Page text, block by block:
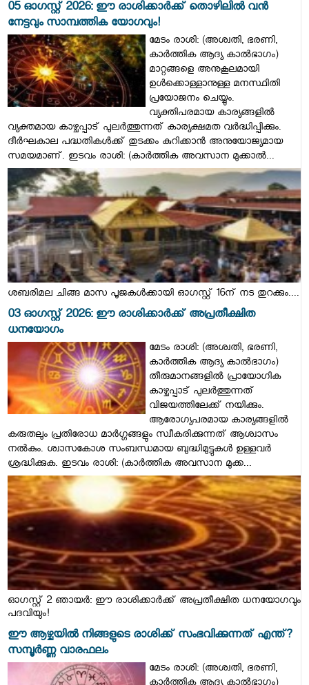
05 ഓഗസ്റ്റ് 2026: ഈ രാശിക്കാർക്ക് തൊഴിലിൽ വൻ
നേട്ടവും സാമ്പത്തിക യോഗവും!
മേടം രാശി: (അശ്വതി, ഭരണി,
കാർത്തിക ആദ്യ കാൽഭാഗം)
മാറ്റങ്ങളെ അനുകൂലമായി
ഉൾക്കൊള്ളാനുള്ള മനസ്ഥിതി
പ്രയോജനം ചെയ്യും.
വ്യക്തിപരമായ കാര്യങ്ങളിൽ
വ്യക്തമായ കാഴ്ചപ്പാട് പുലർത്തുന്നത് കാര്യക്ഷമത വർദ്ധിപ്പിക്കും.
ദീർഘകാല പദ്ധതികൾക്ക് തുടക്കം കുറിക്കാൻ അനുയോജ്യമായ
സമയമാണ്. ഇടവം രാശി: (കാർത്തിക അവസാന മുക്കാൽ...
ശബരിമല ചിങ്ങ മാസ പൂജകൾക്കായി ഓഗസ്റ്റ് 16ന് നട തുറക്കും....
03 ഓഗസ്റ്റ് 2026: ഈ രാശിക്കാർക്ക് അപ്രതീക്ഷിത
ധനയോഗം
മേടം രാശി: (അശ്വതി, ഭരണി,
കാർത്തിക ആദ്യ കാൽഭാഗം)
തീരുമാനങ്ങളിൽ പ്രായോഗിക
കാഴ്ചപ്പാട് പുലർത്തുന്നത്
വിജയത്തിലേക്ക് നയിക്കും.
ആരോഗ്യപരമായ കാര്യങ്ങളിൽ
കരുതലും പ്രതിരോധ മാർഗ്ഗങ്ങളും സ്വീകരിക്കുന്നത് ആശ്വാസം
നൽകും. ശ്വാസകോശ സംബന്ധമായ ബുദ്ധിമുട്ടുകൾ ഉള്ളവർ
ശ്രദ്ധിക്കുക. ഇടവം രാശി: (കാർത്തിക അവസാന മുക്ക...
ഓഗസ്റ്റ് 2 ഞായർ: ഈ രാശിക്കാർക്ക് അപ്രതീക്ഷിത ധനയോഗവും
പദവിയും!
ഈ ആഴ്ചയിൽ നിങ്ങളുടെ രാശിക്ക് സംഭവിക്കുന്നത് എന്ത്?
സമ്പൂർണ്ണ വാരഫലം
മേടം രാശി: (അശ്വതി, ഭരണി,